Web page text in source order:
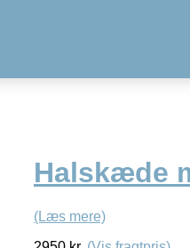
Halskæde
(Læs mere)